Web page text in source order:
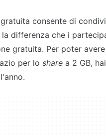
consente di
differenza che i
gratuita. Per poter
per lo share a 2 GB,